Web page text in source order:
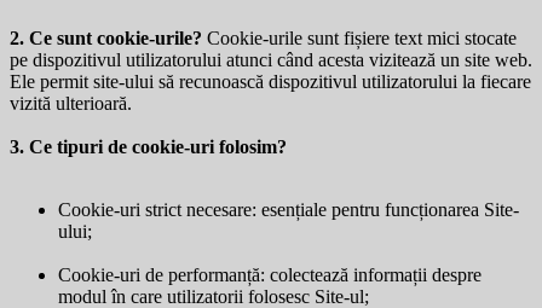
2. Ce sunt cookie-urile? Cookie-urile sunt fișiere text mici stocate
pe dispozitivul utilizatorului atunci când acesta vizitează un site web.
Ele permit site-ului să recunoască dispozitivul utilizatorului la fiecare
vizită ulterioară.
3. Ce tipuri de cookie-uri folosim?
Cookie-uri strict necesare: esențiale pentru funcționarea Site-
ului;
Cookie-uri de performanță: colectează informații despre
modul în care utilizatorii folosesc Site-ul;